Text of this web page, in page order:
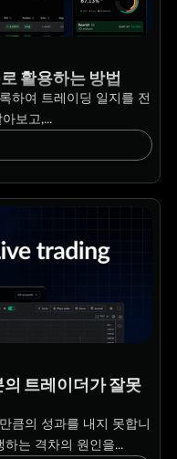
활용하는 방법
하여 트레이딩 일지를 전
보고,...
트레이더가 잘못
큼의 성과를 내지 못합니
는 격차의 원인을...